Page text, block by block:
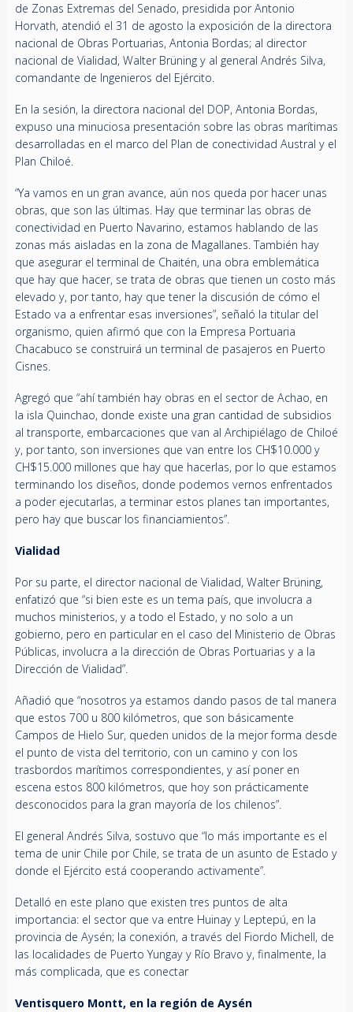
de Zonas Extremas del Senado, presidida por Antonio
Horvath, atendió el 31 de agosto la exposición de la directora
nacional de Obras Portuarias, Antonia Bordas; al director
nacional de Vialidad, Walter Brüning y al general Andrés Silva,
comandante de Ingenieros del Ejército.
En la sesión, la directora nacional del DOP, Antonia Bordas,
expuso una minuciosa presentación sobre las obras marítimas
desarrolladas en el marco del Plan de conectividad Austral y el
Plan Chiloé.
“Ya vamos en un gran avance, aún nos queda por hacer unas
obras, que son las últimas. Hay que terminar las obras de
conectividad en Puerto Navarino, estamos hablando de las
zonas más aisladas en la zona de Magallanes. También hay
que asegurar el terminal de Chaitén, una obra emblemática
que hay que hacer, se trata de obras que tienen un costo más
elevado y, por tanto, hay que tener la discusión de cómo el
Estado va a enfrentar esas inversiones”, señaló la titular del
organismo, quien afirmó que con la Empresa Portuaria
Chacabuco se construirá un terminal de pasajeros en Puerto
Cisnes.
Agregó que “ahí también hay obras en el sector de Achao, en
la isla Quinchao, donde existe una gran cantidad de subsidios
al transporte, embarcaciones que van al Archipiélago de Chiloé
y, por tanto, son inversiones que van entre los CH$10.000 y
CH$15.000 millones que hay que hacerlas, por lo que estamos
terminando los diseños, donde podemos vernos enfrentados
a poder ejecutarlas, a terminar estos planes tan importantes,
pero hay que buscar los financiamientos”.
Vialidad
Por su parte, el director nacional de Vialidad, Walter Brüning,
enfatizó que “si bien este es un tema país, que involucra a
muchos ministerios, y a todo el Estado, y no solo a un
gobierno, pero en particular en el caso del Ministerio de Obras
Públicas, involucra a la dirección de Obras Portuarias y a la
Dirección de Vialidad”.
Añadió que “nosotros ya estamos dando pasos de tal manera
que estos 700 u 800 kilómetros, que son básicamente
Campos de Hielo Sur, queden unidos de la mejor forma desde
el punto de vista del territorio, con un camino y con los
trasbordos marítimos correspondientes, y así poner en
escena estos 800 kilómetros, que hoy son prácticamente
desconocidos para la gran mayoría de los chilenos”.
El general Andrés Silva, sostuvo que “lo más importante es el
tema de unir Chile por Chile, se trata de un asunto de Estado y
donde el Ejército está cooperando activamente”.
Detalló en este plano que existen tres puntos de alta
importancia: el sector que va entre Huinay y Leptepú, en la
provincia de Aysén; la conexión, a través del Fiordo Michell, de
las localidades de Puerto Yungay y Río Bravo y, finalmente, la
más complicada, que es conectar
Ventisquero Montt, en la región de Aysén